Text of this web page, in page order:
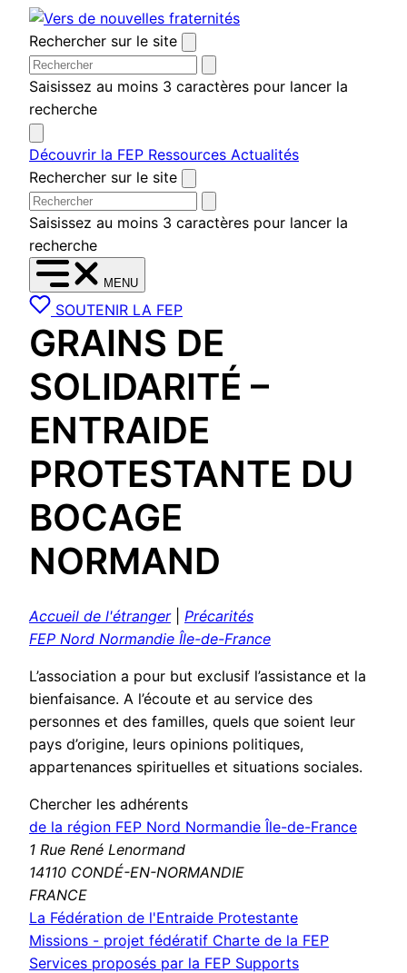
Aller
au
contenu
Rechercher sur le site
Saisissez au moins 3 caractères pour lancer la
recherche
Découvrir la FEP Ressources Actualités
Rechercher sur le site
Saisissez au moins 3 caractères pour lancer la
recherche
MENU
SOUTENIR LA FEP
GRAINS DE
SOLIDARITÉ –
ENTRAIDE
PROTESTANTE DU
BOCAGE
NORMAND
Accueil de l'étranger| Précarités
FEP Nord Normandie Île-de-France
L’association a pour but exclusif l’assistance et la
bienfaisance. A l’écoute et au service des
personnes et des familles, quels que soient leur
pays d’origine, leurs opinions politiques,
appartenances spirituelles et situations sociales.
Chercher les adhérents
de la région FEP Nord Normandie Île-de-France
1 Rue René Lenormand
14110 CONDÉ-EN-NORMANDIE
FRANCE
La Fédération de l'Entraide Protestante
Missions - projet fédératif Charte de la FEP
Services proposés par la FEP Supports